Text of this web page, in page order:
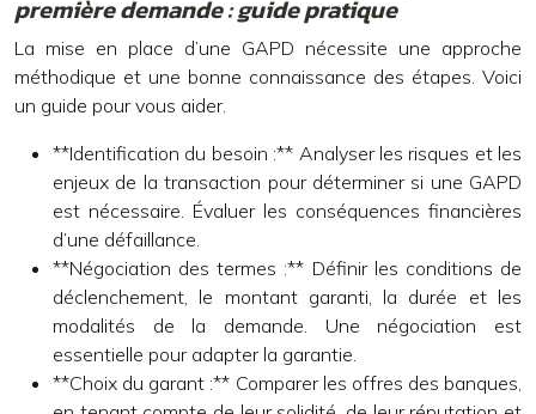
première demande : guide pratique
La mise en place d’une GAPD nécessite une approche
méthodique et une bonne connaissance des étapes. Voici
un guide pour vous aider.
**Identification du besoin :** Analyser les risques et les
enjeux de la transaction pour déterminer si une GAPD
est nécessaire. Évaluer les conséquences financières
d’une défaillance.
**Négociation des termes :** Définir les conditions de
déclenchement, le montant garanti, la durée et les
modalités de la demande. Une négociation est
essentielle pour adapter la garantie.
**Choix du garant :** Comparer les offres des banques,